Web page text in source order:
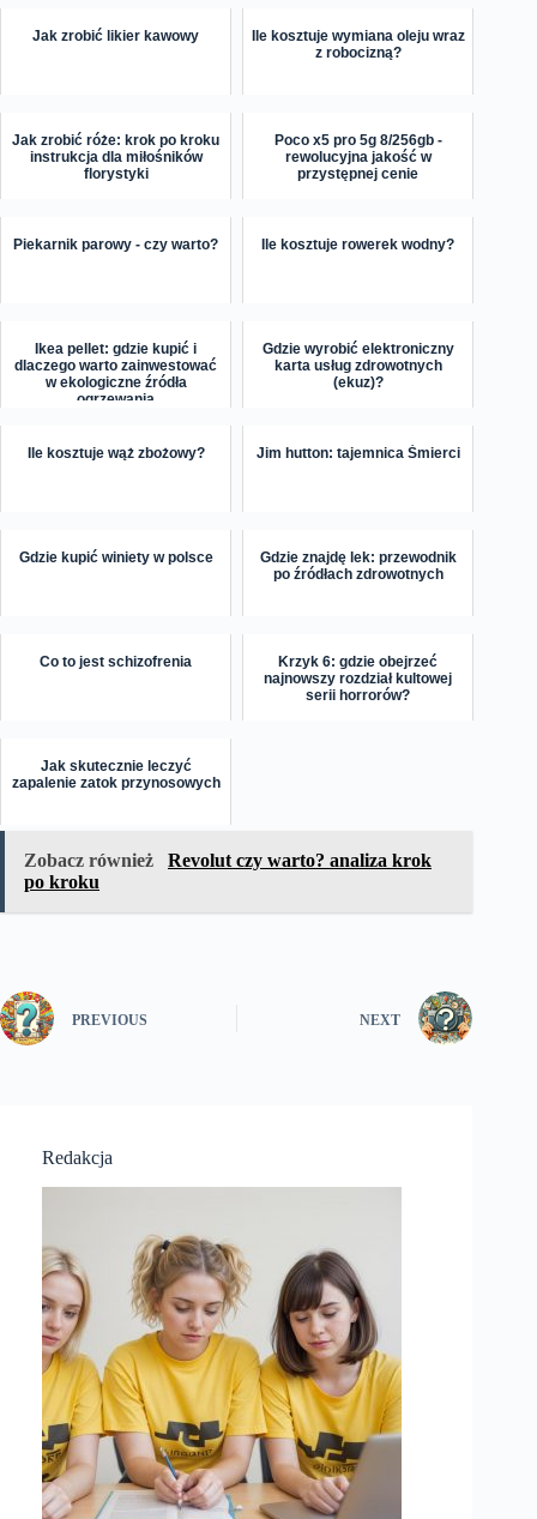
Jak zrobić likier kawowy
Ile kosztuje wymiana oleju wraz
z robocizną?
Jak zrobić róże: krok po kroku
instrukcja dla miłośników
florystyki
Poco x5 pro 5g 8/256gb -
rewolucyjna jakość w
przystępnej cenie
Piekarnik parowy - czy warto? Ile kosztuje rowerek wodny?
Ikea pellet: gdzie kupić i
dlaczego warto zainwestować
w ekologiczne źródła
ogrzewania
Gdzie wyrobić elektroniczny
karta usług zdrowotnych
(ekuz)?
Ile kosztuje wąż zbożowy? Jim hutton: tajemnica Śmierci
Gdzie kupić winiety w polsce
Gdzie znajdę lek: przewodnik
po źródłach zdrowotnych
Co to jest schizofrenia
Krzyk 6: gdzie obejrzeć
najnowszy rozdział kultowej
serii horrorów?
Jak skutecznie leczyć
zapalenie zatok przynosowych
Zobacz również
Revolut czy warto? analiza krok
po kroku
PREVIOUS NEXT
Redakcja